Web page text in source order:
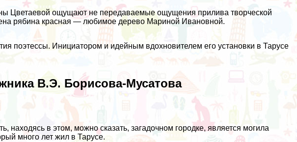
Цветаевой ощущают не передаваемые ощущения прилива творческой
рябина красная — любимое дерево Мариной Ивановной.
поэтессы. Инициатором и идейным вдохновителем его установки в Тарусе
В.Э. Борисова-Мусатова
находясь в этом, можно сказать, загадочном городке, является могила
много лет жил в Тарусе.